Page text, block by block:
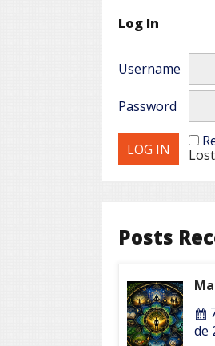
Log In
Username
Password
Posts
de